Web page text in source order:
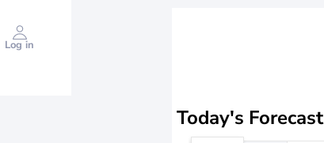
Log in
Today's Forecast